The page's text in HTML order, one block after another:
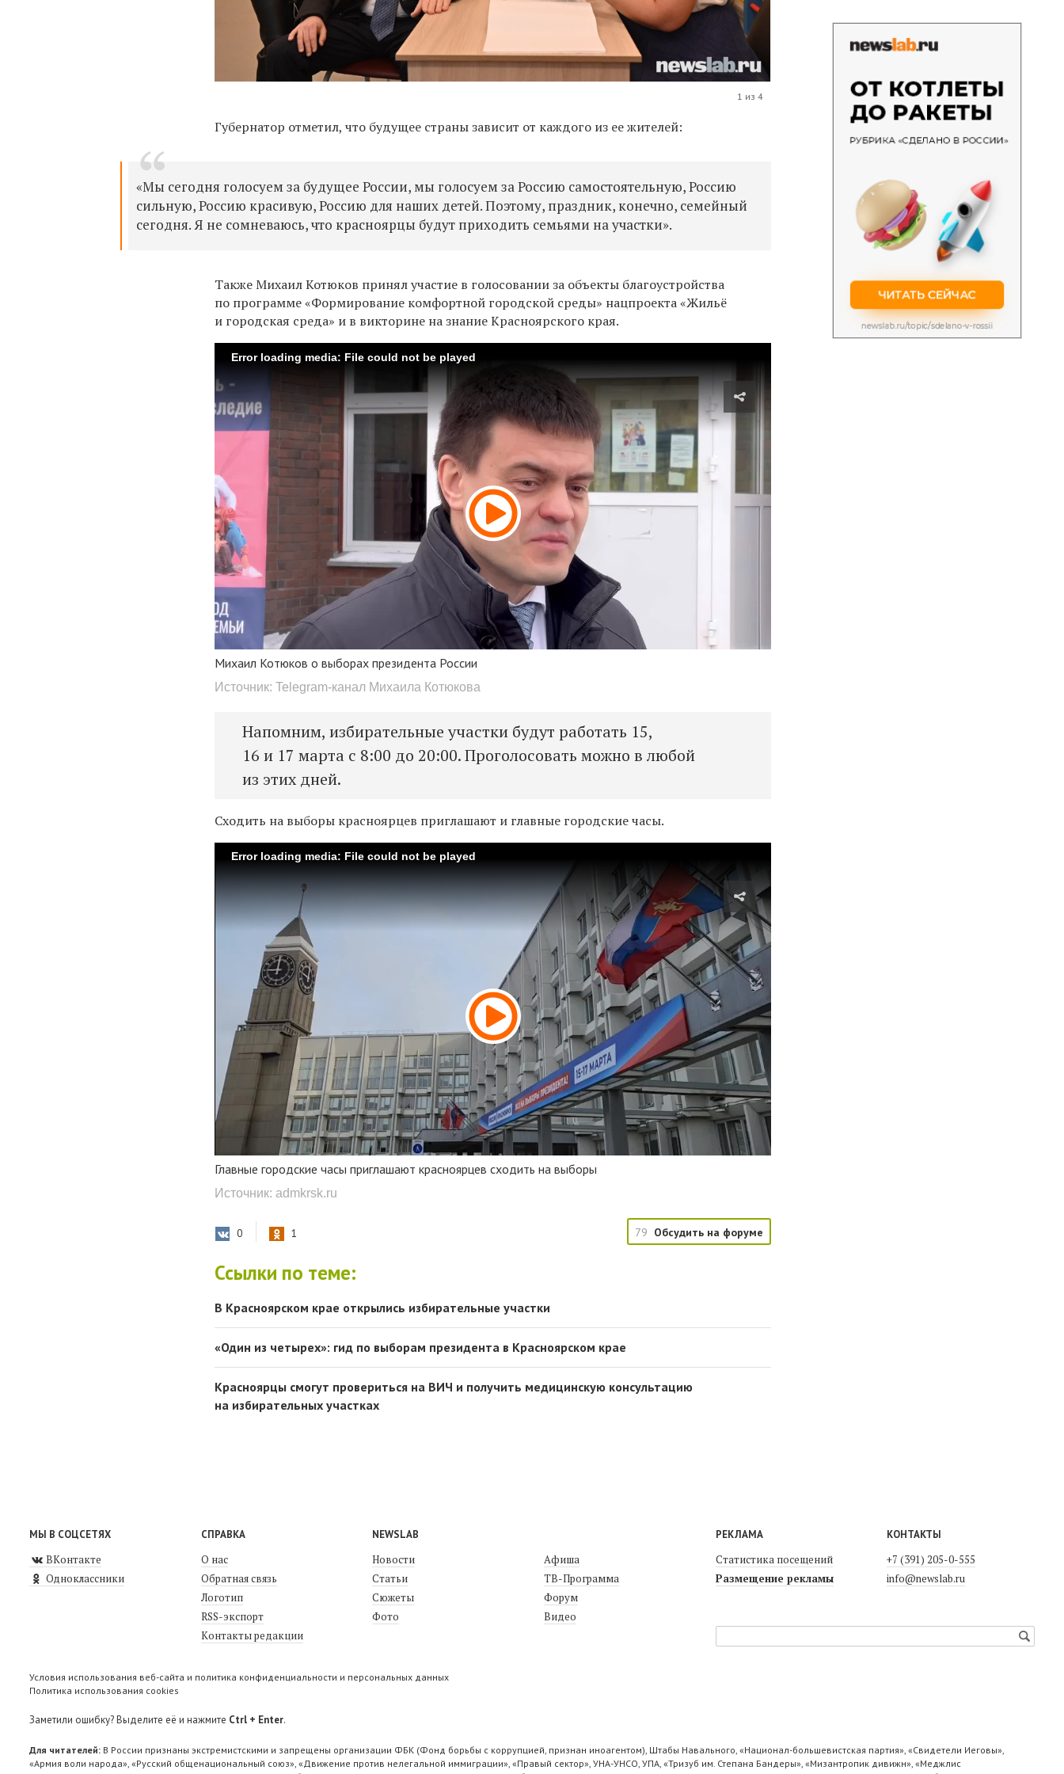
1 из 4
Губернатор отметил, что будущее страны зависит от каждого из ее жителей:
«Мы сегодня голосуем за будущее России, мы голосуем за Россию самостоятельную, Россию
сильную, Россию красивую, Россию для наших детей. Поэтому, праздник, конечно, семейный
сегодня. Я не сомневаюсь, что красноярцы будут приходить семьями на участки».
Также Михаил Котюков принял участие в голосовании за объекты благоустройства
по программе «Формирование комфортной городской среды» нацпроекта «Жильё
и городская среда» и в викторине на знание Красноярского края.
Error loading media: File could not be played
Михаил Котюков о выборах президента России
Источник: Telegram-канал Михаила Котюкова
Напомним, избирательные участки будут работать 15,
16 и 17 марта с 8:00 до 20:00. Проголосовать можно в любой
из этих дней.
Сходить на выборы красноярцев приглашают и главные городские часы.
Error loading media: File could not be played
Главные городские часы приглашают красноярцев сходить на выборы
Источник: admkrsk.ru
0 1 79 Обсудить на форуме
Ссылки по теме:
В Красноярском крае открылись избирательные участки
«Один из четырех»: гид по выборам президента в Красноярском крае
Красноярцы смогут провериться на ВИЧ и получить медицинскую консультацию
на избирательных участках
МЫ В СОЦСЕТЯХ
ВКонтакте
Одноклассники
СПРАВКА
О нас
Обратная связь
Логотип
RSS-экспорт
Контакты редакции
NEWSLAB
Новости
Статьи
Сюжеты
Фото
Афиша
ТВ-Программа
Форум
Видео
РЕКЛАМА
Статистика посещений
Размещение рекламы
КОНТАКТЫ
+7 (391) 205-0-555
info@newslab.ru
Условия использования веб-сайта и политика конфиденциальности и персональных данных
Политика использования cookies
Заметили ошибку? Выделите её и нажмите Ctrl + Enter.
Для читателей: В России признаны экстремистскими и запрещены организации ФБК (Фонд борьбы с коррупцией, признан иноагентом), Штабы Навального, «Национал-большевистская партия», «Свидетели Иеговы»,
«Армия воли народа», «Русский общенациональный союз», «Движение против нелегальной иммиграции», «Правый сектор», УНА-УНСО, УПА, «Тризуб им. Степана Бандеры», «Мизантропик дивижн», «Меджлис